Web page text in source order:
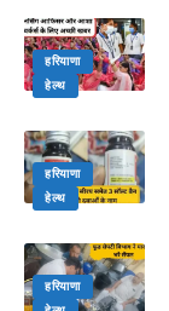
हरियाणा
हेल्थ
हरियाणा
हेल्थ
हरियाणा